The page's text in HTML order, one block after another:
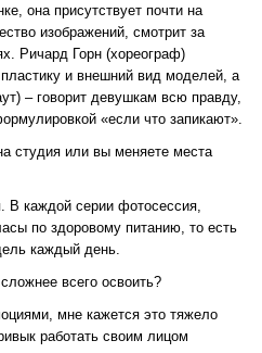
она присутствует почти на
изображений, смотрит за
Ричард Горн (хореограф)
и внешний вид моделей, а
– говорит девушкам всю правду,
«если что запикают».
студия или вы меняете места
В каждой серии фотосессия,
по здоровому питанию, то есть
каждый день.
всего освоить?
мне кажется это тяжело
работать своим лицом